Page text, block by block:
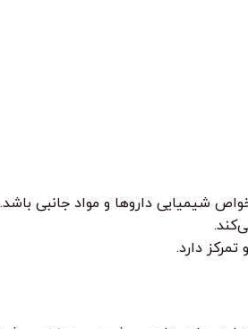
شیمیایی داروها و مواد جانبی باشد.
دارد.